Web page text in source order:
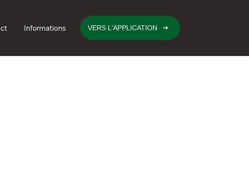
Informations VERS L'APPLICATION